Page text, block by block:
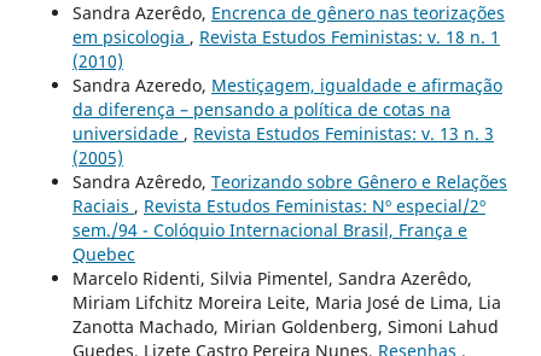
Sandra Azerêdo, Encrenca de gênero nas teorizações
em psicologia , Revista Estudos Feministas: v. 18 n. 1
(2010)
Sandra Azeredo, Mestiçagem, igualdade e afirmação
da diferença – pensando a política de cotas na
universidade , Revista Estudos Feministas: v. 13 n. 3
(2005)
Sandra Azêredo, Teorizando sobre Gênero e Relações
Raciais , Revista Estudos Feministas: Nº especial/2º
sem./94 - Colóquio Internacional Brasil, França e
Quebec
Marcelo Ridenti, Silvia Pimentel, Sandra Azerêdo,
Miriam Lifchitz Moreira Leite, Maria José de Lima, Lia
Zanotta Machado, Mirian Goldenberg, Simoni Lahud
Guedes, Lizete Castro Pereira Nunes, Resenhas ,